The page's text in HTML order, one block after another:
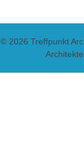
© 2026 Treffpunkt